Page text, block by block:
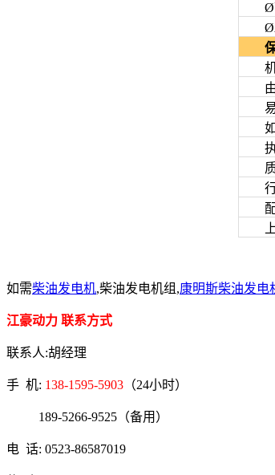
Ø带
机组
由于
易
如
执
质
行
配
上
如需柴油发电机,柴油发电机组,康明斯柴油发电
江豪动力 联系方式
联系人:胡经理
手 机: 138-1595-5903 （24小时）
189-5266-9525（备用）
电 话: 0523-86587019